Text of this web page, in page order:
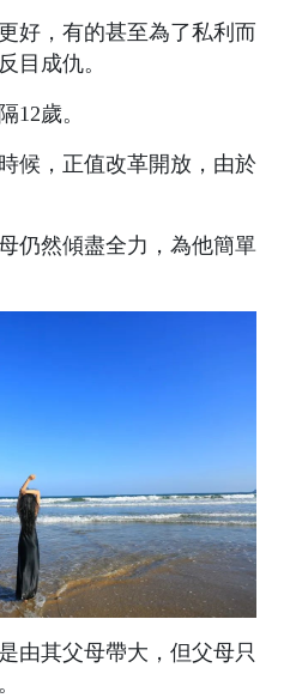
好，有的甚至為了私利而
目成仇。
12歲。
候，正值改革開放，由於
仍然傾盡全力，為他簡單
由其父母帶大，但父母只